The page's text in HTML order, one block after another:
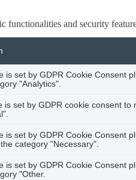
functionalities and security
is set by GDPR Cookie Consent
"Analytics".
is set by GDPR cookie consent
is set by GDPR Cookie Consent
category "Necessary".
is set by GDPR Cookie Consent
"Other.